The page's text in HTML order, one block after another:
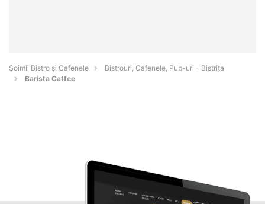
Șoimii Bistro și Cafenele
Bistrouri, Cafenele, Pub-uri - Bistriţa
Barista Caffee